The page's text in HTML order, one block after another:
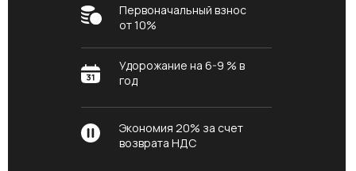
Первоначальный взнос
от 10%
Удорожание на 6-9 % в
год
Экономия 20% за счет
возврата НДС